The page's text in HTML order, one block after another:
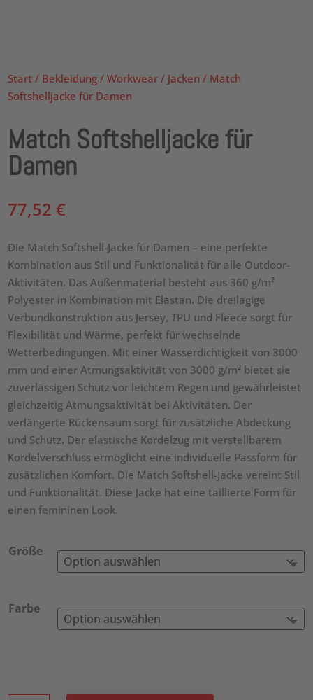
Start / Bekleidung /Workwear / Jacken / Match
Softshelljacke für Damen
Match Softshelljacke für
Damen
77,52€
Die Match Softshell-Jacke für Damen – eine perfekte
Kombination aus Stil und Funktionalität für alle Outdoor-
Aktivitäten. Das Außenmaterial besteht aus 360 g/m²
Polyester in Kombination mit Elastan. Die dreilagige
Verbundkonstruktion aus Jersey, TPU und Fleece sorgt für
Flexibilität und Wärme, perfekt für wechselnde
Wetterbedingungen. Mit einer Wasserdichtigkeit von 3000
mm und einer Atmungsaktivität von 3000 g/m² bietet sie
zuverlässigen Schutz vor leichtem Regen und gewährleistet
gleichzeitig Atmungsaktivität bei Aktivitäten. Der
verlängerte Rückensaum sorgt für zusätzliche Abdeckung
und Schutz. Der elastische Kordelzug mit verstellbarem
Kordelverschluss ermöglicht eine individuelle Passform für
zusätzlichen Komfort. Die Match Softshell-Jacke vereint Stil
und Funktionalität. Diese Jacke hat eine taillierte Form für
einen femininen Look.
Größe
Farbe